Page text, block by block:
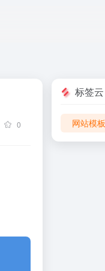
0
标签云
网站模板